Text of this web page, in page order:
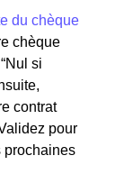
du chèque
chèque
si
contrat
pour
prochaines